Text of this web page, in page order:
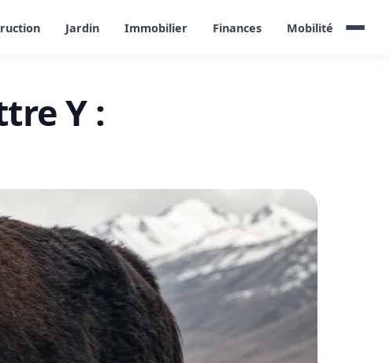
Jardin Immobilier Finances Mobilité
Y :